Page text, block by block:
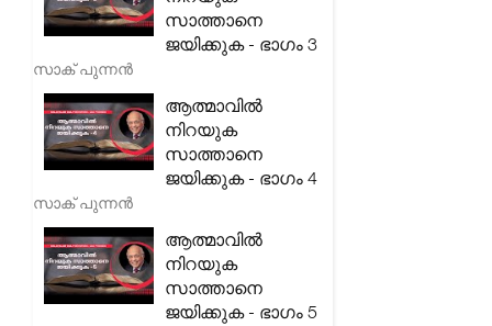
സാത്താനെ
ജയിക്കുക - ഭാഗം 3
സാക് പുന്നൻ
ആത്മാവിൽ
നിറയുക
സാത്താനെ
ജയിക്കുക - ഭാഗം 4
സാക് പുന്നൻ
ആത്മാവിൽ
നിറയുക
സാത്താനെ
ജയിക്കുക - ഭാഗം 5